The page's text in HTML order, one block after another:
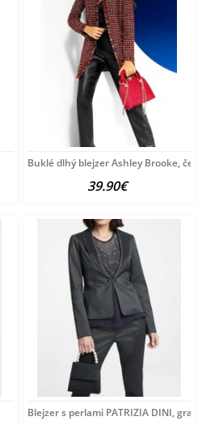
Buklé dlhý blejzer Ashley Brooke,
39.90€
Blejzer s perlami PATRIZIA DINI,